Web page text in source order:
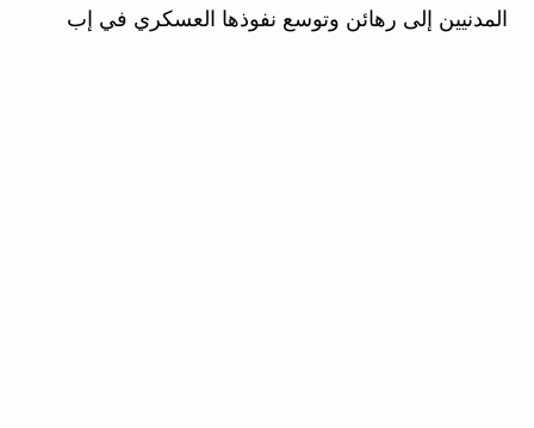
المدنيين إلى رهائن وتوسع نفوذها العسكري في إب